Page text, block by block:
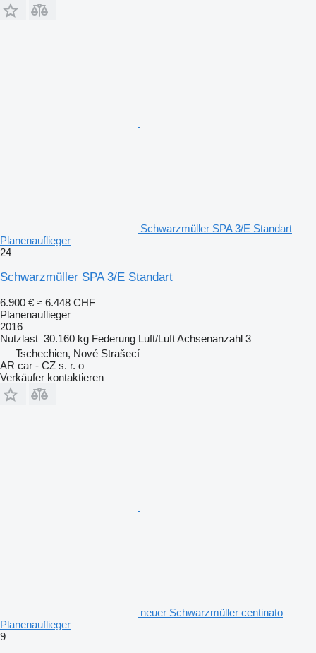
Schwarzmüller SPA 3/E Standart
Planenauflieger
24
Schwarzmüller SPA 3/E Standart
6.900 € ≈ 6.448 CHF
Planenauflieger
2016
Nutzlast 30.160 kg Federung Luft/LuftAchsenanzahl 3
Tschechien, Nové Strašecí
AR car - CZ s. r. o
Verkäufer kontaktieren
neuer Schwarzmüller centinato
Planenauflieger
9